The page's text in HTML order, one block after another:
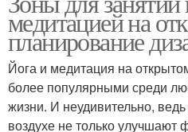
медитацией на
планирование
Йога и медитация на
более популярными среди
жизни. И неудивительно,
воздухе не только улучшают